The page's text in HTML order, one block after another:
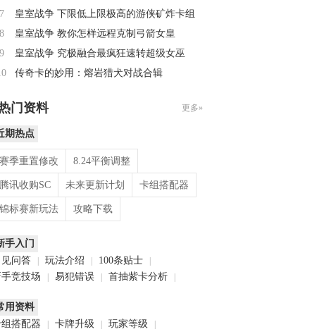
7
皇室战争 下限低上限极高的游侠矿炸卡组
8
皇室战争 教你怎样远程克制弓箭女皇
9
皇室战争 究极融合最疯狂速转超级女巫
传奇卡的妙用：熔岩猎犬对战合辑
门资料 更多»
期热点
赛季重置修改 8.24平衡调整
腾讯收购SC 未来更新计划 卡组搭配器
锦标赛新玩法 攻略下载
手入门
问答
玩法介绍 100条贴士
手竞技场 易犯错误 首抽紫卡分析
用资料
搭配器
卡牌升级 玩家等级